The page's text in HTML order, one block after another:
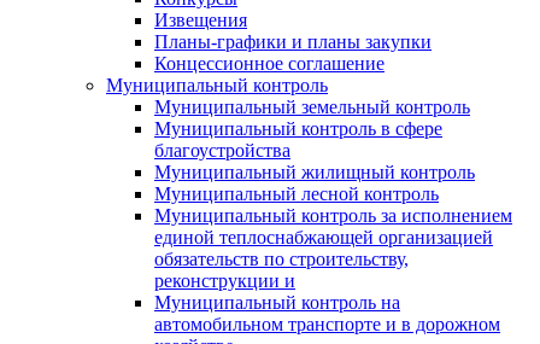
Извещения
Планы-графики и планы закупки
Концессионное соглашение
Муниципальный контроль
Муниципальный земельный контроль
Муниципальный контроль в сфере
благоустройства
Муниципальный жилищный контроль
Муниципальный лесной контроль
Муниципальный контроль за исполнением
единой теплоснабжающей организацией
обязательств по строительству,
реконструкции и
Муниципальный контроль на
автомобильном транспорте и в дорожном